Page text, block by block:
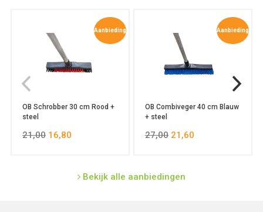
Aanbieding
OB Schrobber 30 cm Rood +
steel
21,00 16,80
Aanbieding
OB Combiveger 40 cm Blauw
+ steel
27,00 21,60
Bekijk alle aanbiedingen